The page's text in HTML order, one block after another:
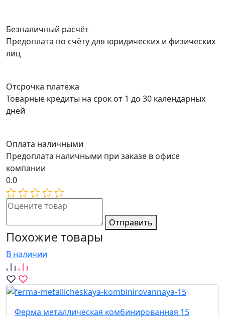
Безналичный расчёт
Предоплата по счёту для юридических и физических
лиц
Отсрочка платежа
Товарные кредиты на срок от 1 до 30 календарных
дней
Оплата наличными
Предоплата наличными при заказе в офисе
компании
0.0
Отправить
Похожие товары
В наличии
Ферма металлическая комбинированная 15